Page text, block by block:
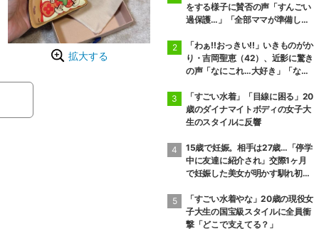
拡大する
をする様子に賛否の声「すんごい
過保護…」「全部ママが準備して
「わぁ!!おっきい!!」いきものがか
り・吉岡聖恵（42）、近影に驚き
の声「なにこれ…大好き」「なん
「すごい水着」「目線に困る」20
歳のダイナマイトボディの女子大
生のスタイルに反響
15歳で妊娠。相手は27歳…「停学
中に友達に紹介され」交際1ヶ月
で妊娠した美女が明かす馴れ初め
絶句
「すごい水着やな」20歳の現役女
子大生の国宝級スタイルに全員衝
撃「どこで支えてる？」